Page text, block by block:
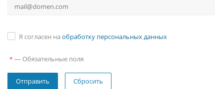
Я согласен на обработку персональных данных
* — Обязательные поля
Сбросить